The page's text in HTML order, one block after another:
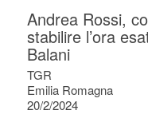
Andrea Rossi,
stabilire l’ora
Balani
TGR
Emilia Romagna
20/2/2024